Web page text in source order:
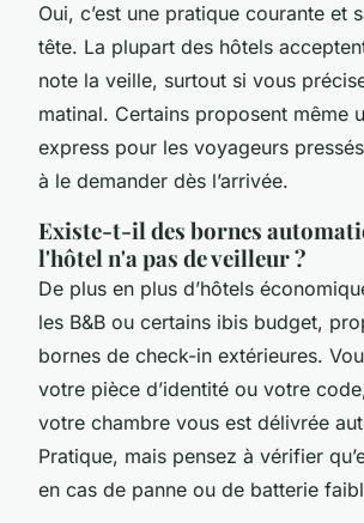
Oui, c’est une pratique courante et
tête. La plupart des hôtels
note la veille, surtout si vous
matinal. Certains proposent même
express pour les voyageurs
à le demander dès l’arrivée.
Existe-t-il des bornes
l'hôtel n'a pas de veilleur ?
De plus en plus d’hôtels
les B&B ou certains ibis budget,
bornes de check-in extérieures.
votre pièce d’identité ou votre
votre chambre vous est délivrée
Pratique, mais pensez à vérifier
en cas de panne ou de batterie